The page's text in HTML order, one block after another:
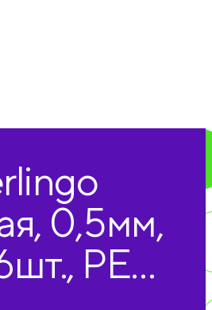
0,5мм,
PET